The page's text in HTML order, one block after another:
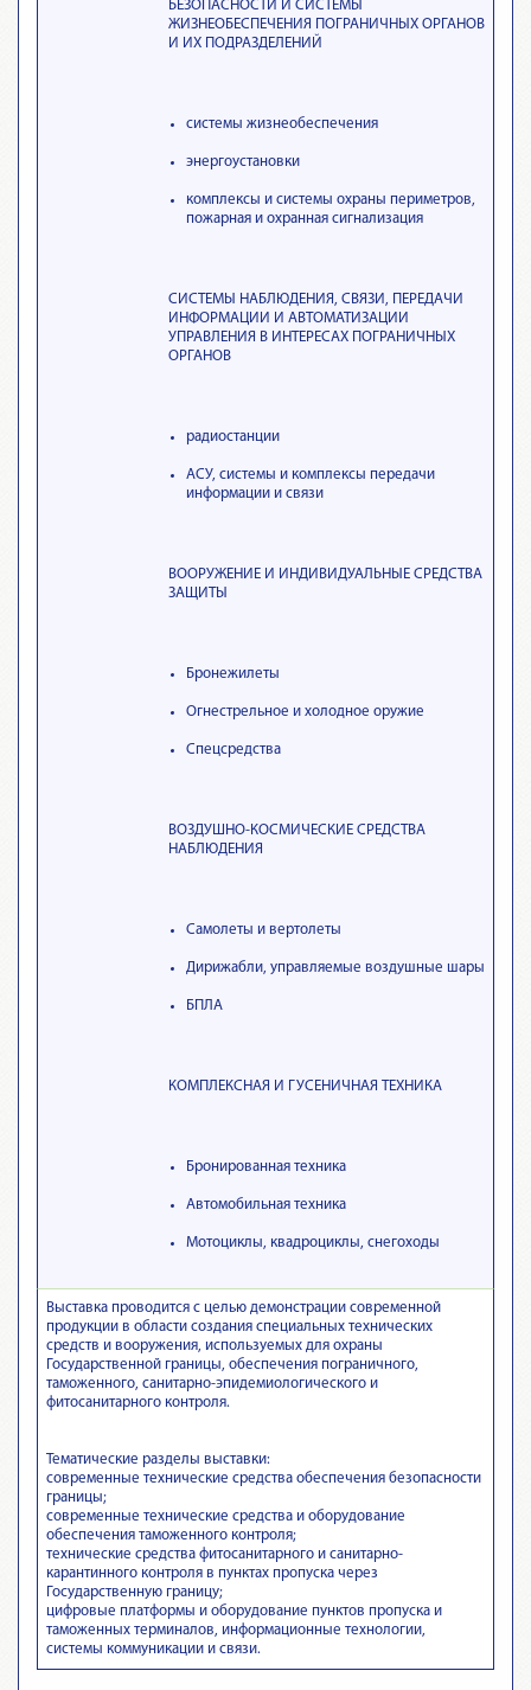
БЕЗОПАСНОСТИ И СИСТЕМЫ
ЖИЗНЕОБЕСПЕЧЕНИЯ ПОГРАНИЧНЫХ ОРГАНОВ
И ИХ ПОДРАЗДЕЛЕНИЙ
системы жизнеобеспечения
энергоустановки
комплексы и системы охраны периметров,
пожарная и охранная сигнализация
СИСТЕМЫ НАБЛЮДЕНИЯ, СВЯЗИ, ПЕРЕДАЧИ
ИНФОРМАЦИИ И АВТОМАТИЗАЦИИ
УПРАВЛЕНИЯ В ИНТЕРЕСАХ ПОГРАНИЧНЫХ
ОРГАНОВ
радиостанции
АСУ, системы и комплексы передачи
информации и связи
ВООРУЖЕНИЕ И ИНДИВИДУАЛЬНЫЕ СРЕДСТВА
ЗАЩИТЫ
Бронежилеты
Огнестрельное и холодное оружие
Спецсредства
ВОЗДУШНО-КОСМИЧЕСКИЕ СРЕДСТВА
НАБЛЮДЕНИЯ
Самолеты и вертолеты
Дирижабли, управляемые воздушные шары
БПЛА
КОМПЛЕКСНАЯ И ГУСЕНИЧНАЯ ТЕХНИКА
Бронированная техника
Автомобильная техника
Мотоциклы, квадроциклы, снегоходы
Выставка проводится с целью демонстрации современной
продукции в области создания специальных технических
средств и вооружения, используемых для охраны
Государственной границы, обеспечения пограничного,
таможенного, санитарно-эпидемиологического и
фитосанитарного контроля.
Тематические разделы выставки:
современные технические средства обеспечения безопасности
границы;
современные технические средства и оборудование
обеспечения таможенного контроля;
технические средства фитосанитарного и санитарно-
карантинного контроля в пунктах пропуска через
Государственную границу;
цифровые платформы и оборудование пунктов пропуска и
таможенных терминалов, информационные технологии,
системы коммуникации и связи.